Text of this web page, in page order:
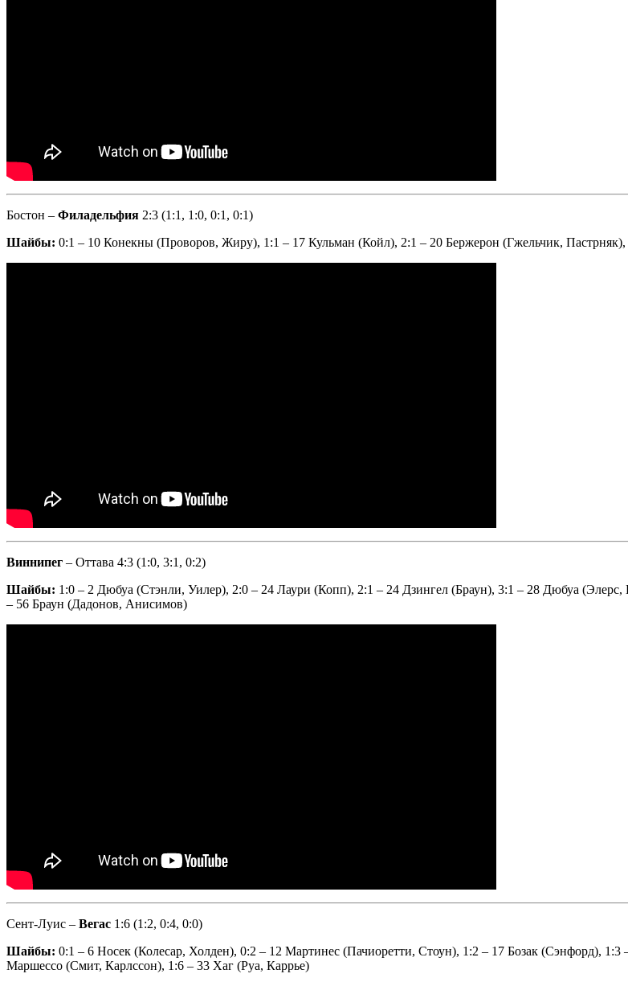
Бостон – Филадельфия 2:3 (1:1, 1:0, 0:1, 0:1)
Шайбы: 0:1 – 10 Конекны (Проворов, Жиру), 1:1 – 17 Кульман (Койл), 2:1 – 20 Бержерон (Гжельчик,
Виннипег – Оттава 4:3 (1:0, 3:1, 0:2)
Шайбы: 1:0 – 2 Дюбуа (Стэнли, Уилер), 2:0 – 24 Лаури (Копп), 2:1 – 24 Дзингел (Браун), 3:1 – 28 Дюбуа
– 56 Браун (Дадонов, Анисимов)
Сент-Луис – Вегас 1:6 (1:2, 0:4, 0:0)
Шайбы: 0:1 – 6 Носек (Колесар, Холден), 0:2 – 12 Мартинес (Пачиоретти, Стоун), 1:2 – 17 Бозак (Сэнфорд),
Маршессо (Смит, Карлссон), 1:6 – 33 Хаг (Руа, Каррье)